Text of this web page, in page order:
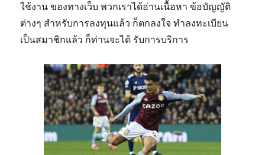
ใช้งาน ของทางเว็บ พวกเราได้อ่านเนื้อหา ข้อบัญญัติ
ต่างๆ สำหรับการลงทุนแล้ว ก็ตกลงใจ ทำลงทะเบียน
เป็นสมาชิกแล้ว ก็ท่านจะได้ รับการบริการ